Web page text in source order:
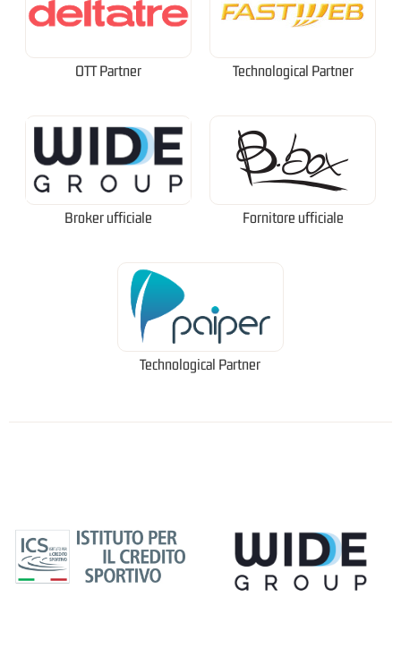
OTT Partner Technological Partner
Broker ufficiale Fornitore ufficiale
Technological Partner